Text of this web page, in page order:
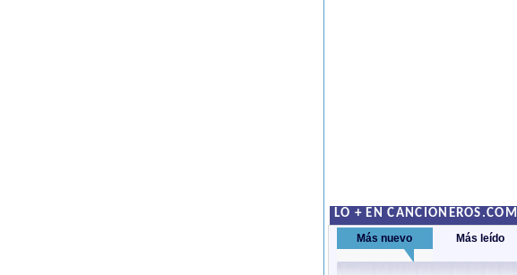
LO + EN CANCIONEROS.COM
Más nuevo Más leído